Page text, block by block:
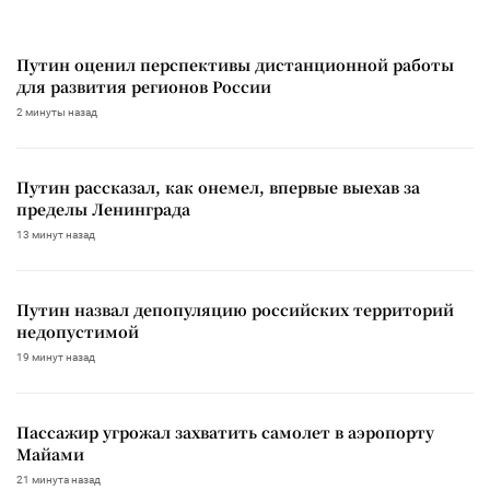
Путин оценил перспективы дистанционной работы
для развития регионов России
2 минуты назад
Путин рассказал, как онемел, впервые выехав за
пределы Ленинграда
13 минут назад
Путин назвал депопуляцию российских территорий
недопустимой
19 минут назад
Пассажир угрожал захватить самолет в аэропорту
Майами
21 минута назад